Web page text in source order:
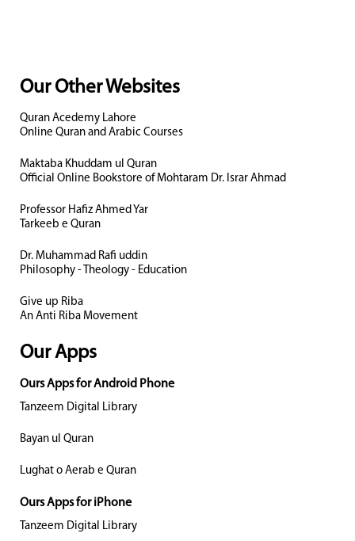
Our Other Websites
Quran Acedemy Lahore
Online Quran and Arabic Courses
Maktaba Khuddam ul Quran
Official Online Bookstore of Mohtaram Dr. Israr Ahmad
Professor Hafiz Ahmed Yar
Tarkeeb e Quran
Dr. Muhammad Rafi uddin
Philosophy - Theology - Education
Give up Riba
An Anti Riba Movement
Our Apps
Ours Apps for Android Phone
Tanzeem Digital Library
Bayan ul Quran
Lughat o Aerab e Quran
Ours Apps for iPhone
Tanzeem Digital Library